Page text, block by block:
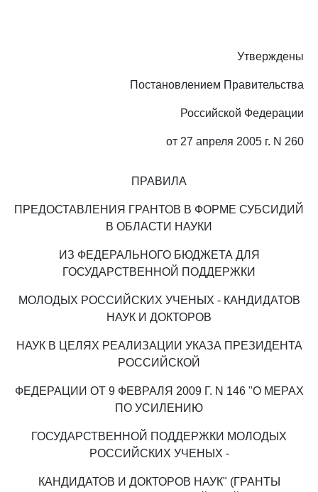
Утверждены
Постановлением Правительства
Российской Федерации
от 27 апреля 2005 г. N 260
ПРАВИЛА
ПРЕДОСТАВЛЕНИЯ ГРАНТОВ В ФОРМЕ СУБСИДИЙ
В ОБЛАСТИ НАУКИ
ИЗ ФЕДЕРАЛЬНОГО БЮДЖЕТА ДЛЯ
ГОСУДАРСТВЕННОЙ ПОДДЕРЖКИ
МОЛОДЫХ РОССИЙСКИХ УЧЕНЫХ - КАНДИДАТОВ
НАУК И ДОКТОРОВ
НАУК В ЦЕЛЯХ РЕАЛИЗАЦИИ УКАЗА ПРЕЗИДЕНТА
РОССИЙСКОЙ
ФЕДЕРАЦИИ ОТ 9 ФЕВРАЛЯ 2009 Г. N 146 "О МЕРАХ
ПО УСИЛЕНИЮ
ГОСУДАРСТВЕННОЙ ПОДДЕРЖКИ МОЛОДЫХ
РОССИЙСКИХ УЧЕНЫХ -
КАНДИДАТОВ И ДОКТОРОВ НАУК" (ГРАНТЫ